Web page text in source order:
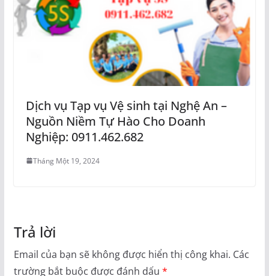
Dịch vụ Tạp vụ Vệ sinh tại Nghệ An –
Nguồn Niềm Tự Hào Cho Doanh
Nghiệp: 0911.462.682
Tháng Một 19, 2024
Trả lời
Email của bạn sẽ không được hiển thị công khai. Các
trường bắt buộc được đánh dấu *